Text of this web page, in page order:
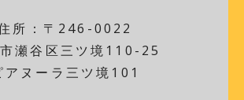
所：〒246-0022
瀬谷区三ツ境110-25
アヌーラ三ツ境101